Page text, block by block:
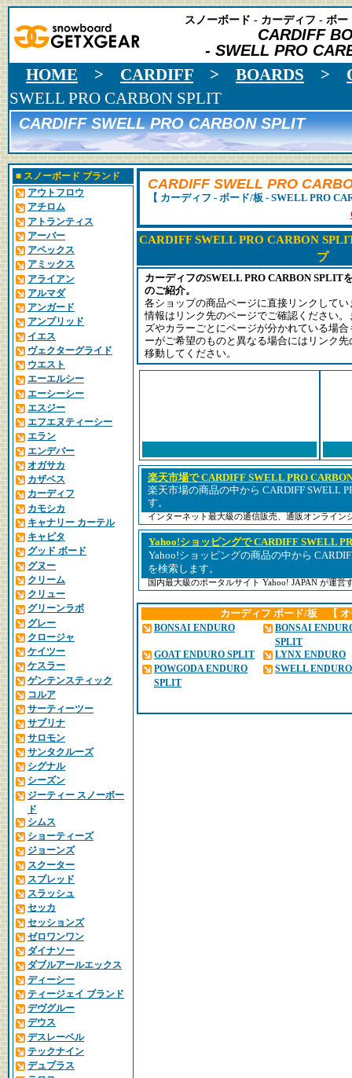
スノーボード - カーディフ - ボ
CARDIFF
- SWELL PRO
HOME > CARDIFF > BOARDS >
SWELL PRO CARBON SPLIT
CARDIFF SWELL PRO CARBON SPLIT
■ スノーボード ブランド
アウトフロウ
アチロム
アトランティス
アーバー
アペックス
アミックス
アライアン
アルマダ
アンガード
アンプリッド
イエス
ヴェクターグライド
ウエスト
エーエルシー
エーシーシー
エスジー
エフエヌティーシー
エラン
エンデバー
オガサカ
カザベス
カーディフ
カモシカ
キャナリー カーテル
キャピタ
グッド ボード
グヌー
クリーム
クリュー
グリーンラボ
グレー
クロージャ
ケイツー
ケスラー
ゲンテンスティック
コルア
サーティーツー
サブリナ
サロモン
サンタクルーズ
シグナル
シーズン
ジーティー スノーボー
ド
シムス
ショーティーズ
ジョーンズ
スクーター
スプレッド
スラッシュ
セッカ
セッションズ
ゼロワンワン
ダイナソー
ダブルアールエックス
ディーシー
ティージェイ ブランド
デヴグルー
デウス
デスレーベル
テックナイン
デュプラス
CARDIFF SWELL PRO
【 カーディフ - ボード/板 - SWELL PRO
CARDIFF SWELL PRO CARBON
プ
カーディフのSWELL PRO CARBON SPLIT
のご紹介。
各ショップの商品ページに直接リンクして
情報はリンク先のページでご確認ください
ズやカラーごとにページが分かれている場
ーがご希望のものと異なる場合にはリンク
移動してください。
楽天市場で CARDIFF SWELL PRO
楽天市場の商品の中から CARDIFF SWELL
す。
インターネット最大級の通信販売、通販オンライン
Yahoo!ショッピングで CARDIFF SWELL
Yahoo!ショッピングの商品の中から
を検索します。
国内最大級のポータルサイト Yahoo! JAPAN が運営
カーディフ ボード/板 【 オ
BONSAI ENDURO
BONSAI
SPLIT
GOAT ENDURO SPLIT
LYNX ENDURO
POWGODA ENDURO
SPLIT
SWELL ENDURO